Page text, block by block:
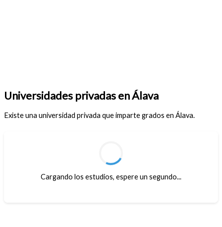
Universidades privadas en Álava
Existe una universidad privada que imparte grados en Álava.
Cargando los estudios, espere un segundo...